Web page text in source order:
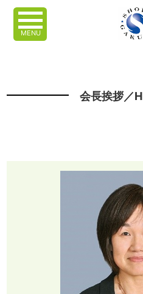
MENU
会長挨拶／